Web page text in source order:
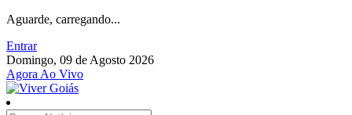
Aguarde, carregando...
Entrar
Domingo, 09 de Agosto 2026
Agora Ao Vivo